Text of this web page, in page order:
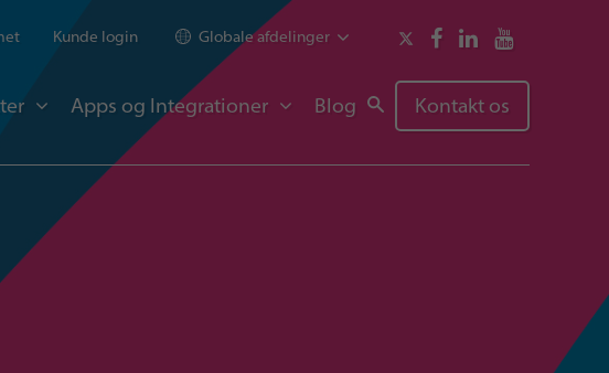
Kunde login Globale afdelinger
Apps og Integrationer Blog Kontakt os